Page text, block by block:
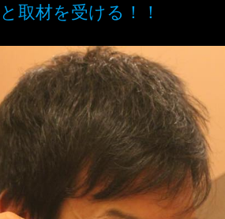
取材を受ける！！